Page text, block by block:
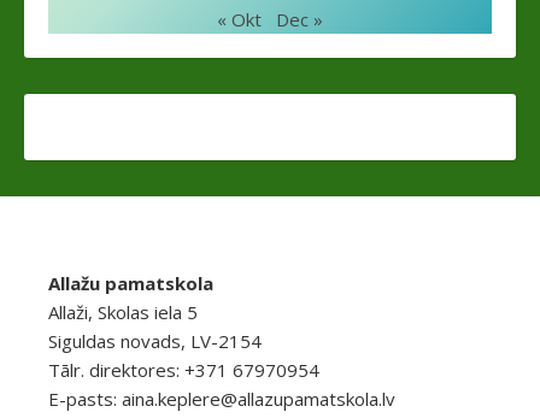
« Okt Dec »
Allažu pamatskola
Allaži, Skolas iela 5
Siguldas novads, LV-2154
Tālr. direktores: +371 67970954
E-pasts: aina.keplere@allazupamatskola.lv